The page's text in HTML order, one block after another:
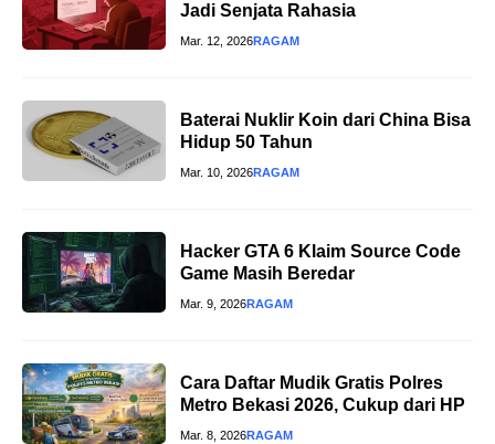
Jadi Senjata Rahasia
Mar. 12, 2026RAGAM
Baterai Nuklir Koin dari China Bisa
Hidup 50 Tahun
Mar. 10, 2026RAGAM
Hacker GTA 6 Klaim Source Code
Game Masih Beredar
Mar. 9, 2026RAGAM
Cara Daftar Mudik Gratis Polres
Metro Bekasi 2026, Cukup dari HP
Mar. 8, 2026RAGAM